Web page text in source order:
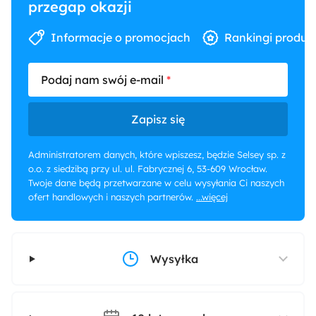
przegap okazji
Informacje o promocjach Rankingi
Podaj nam swój e-mail
Zapisz się
Administratorem danych, które wpiszesz, będzie Selsey sp. z
o.o. z siedzibą przy ul. ul. Fabrycznej 6, 53-609 Wrocław.
Twoje dane będą przetwarzane w celu wysyłania Ci naszych
ofert handlowych i naszych partnerów. ...więcej
Wysyłka